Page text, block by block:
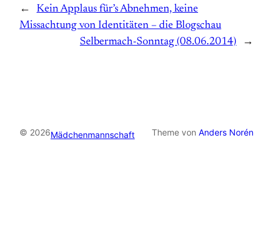
←
Kein Applaus für’s Abnehmen, keine
Missachtung von Identitäten – die Blogschau
Selbermach-Sonntag (08.06.2014)
→
© 2026Mädchenmannschaft Theme von Anders Norén